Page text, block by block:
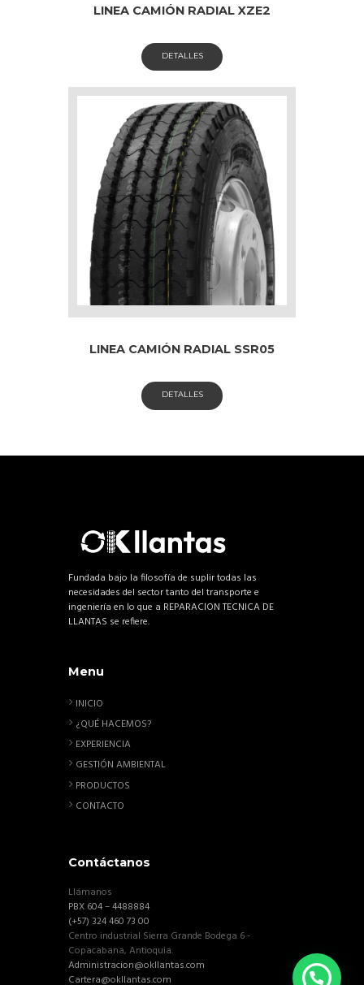
LINEA CAMIÓN RADIAL XZE2
DETALLES
LINEA CAMIÓN RADIAL SSR05
DETALLES
Fundada bajo la filosofía de suplir todas las
necesidades del sector tanto del transporte e
ingeniería en lo que a REPARACION TECNICA DE
LLANTAS se refiere.
Menu
INICIO
¿QUÉ HACEMOS?
EXPERIENCIA
GESTIÓN AMBIENTAL
PRODUCTOS
CONTACTO
Contáctanos
Llámanos
PBX 604 – 4488884
(+57) 324 460 73 00
Centro industrial Sierra Grande Bodega 6 -
Copacabana, Antioquia.
Administracion@okllantas.com
Cartera@okllantas.com